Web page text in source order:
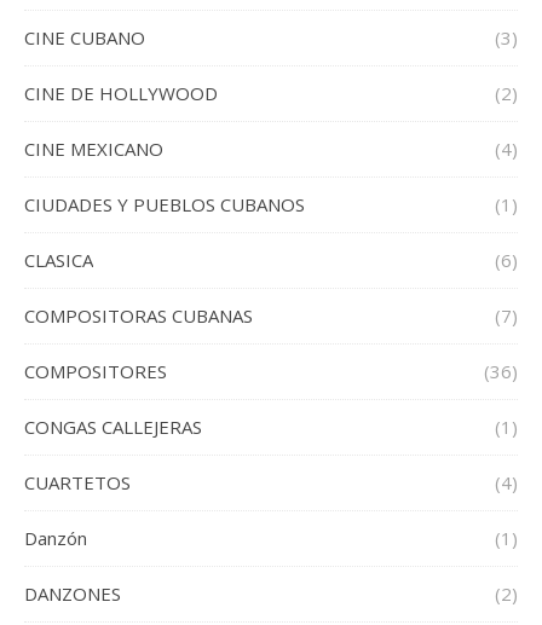
CINE CUBANO (3)
CINE DE HOLLYWOOD (2)
CINE MEXICANO (4)
CIUDADES Y PUEBLOS CUBANOS (1)
CLASICA (6)
COMPOSITORAS CUBANAS (7)
COMPOSITORES (36)
CONGAS CALLEJERAS (1)
CUARTETOS (4)
Danzón (1)
DANZONES (2)